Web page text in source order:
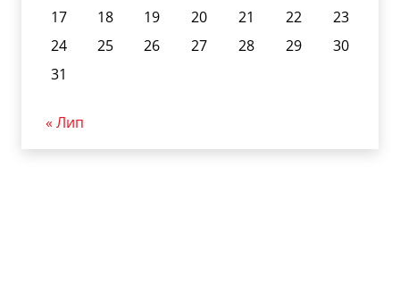
17
18 19 20 21 22
23
24
25 26 27 28 29
30
31
« Лип